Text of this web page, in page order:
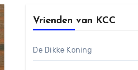
Vrienden van KCC
De Dikke Koning